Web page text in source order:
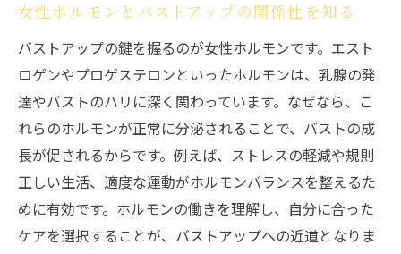
女性ホルモンとバストアップの関係性を知る
バストアップの鍵を握るのが女性ホルモンです。エスト
ロゲンやプロゲステロンといったホルモンは、乳腺の発
達やバストのハリに深く関わっています。なぜなら、こ
れらのホルモンが正常に分泌されることで、バストの成
長が促されるからです。例えば、ストレスの軽減や規則
正しい生活、適度な運動がホルモンバランスを整えるた
めに有効です。ホルモンの働きを理解し、自分に合った
ケアを選択することが、バストアップへの近道となりま